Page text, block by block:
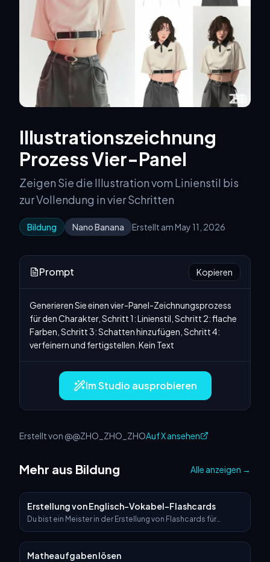
Illustrationszeichnung
Prozess Vier-Panel
Zeigen Sie die Illustration vom Linienstil bis
zur Vollendung in vier Schritten
Bildung Nano Banana Erstellt am May 11, 2026
Prompt Kopieren
Generieren Sie einen vier-Panel-Zeichnungsprozess
für den Charakter, Schritt 1: Linienstil, Schritt 2: flache
Farben, Schritt 3: Schatten hinzufügen, Schritt 4:
verfeinern und fertigstellen. Kein Text
Im Studio ausprobieren
Erstellt von @@ZHO_ZHO_ZHOAuf X ansehen
Mehr aus Bildung Alle anzeigen →
Erstellung von Englisch-Vokabel-Flashcards
Du bist ein Meister in der Erstellung von Flashcards für
eingebe, würdest du ein computerbezogenes Bild
Matheaufgaben lösen